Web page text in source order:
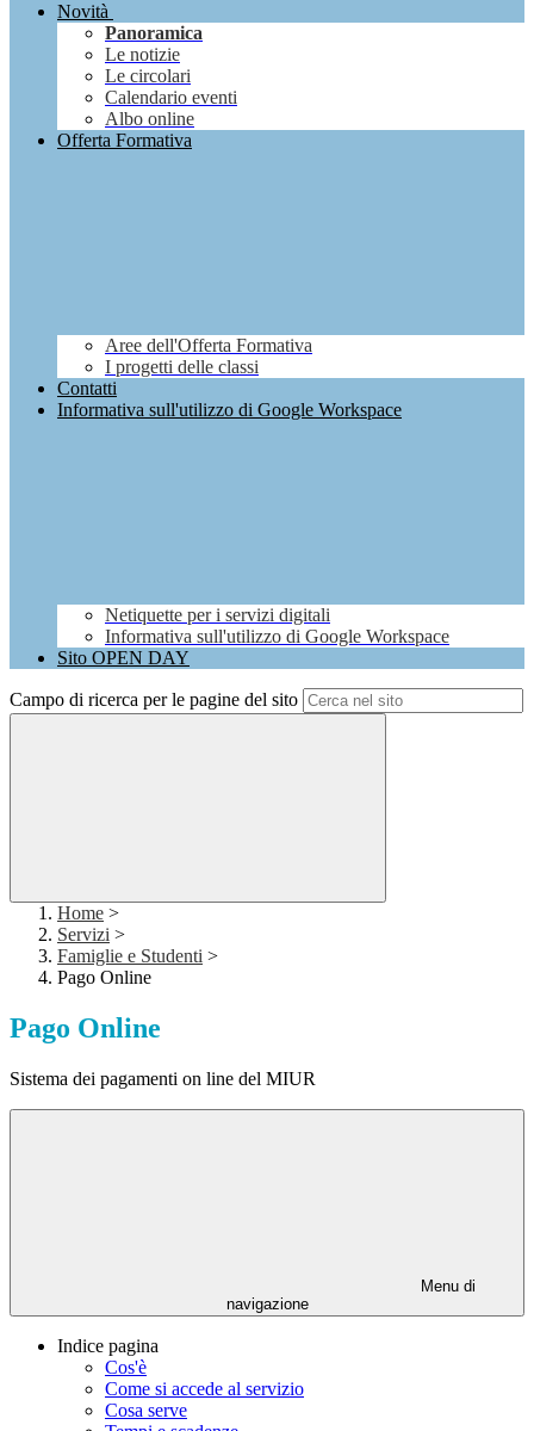
Novità
Panoramica
Le notizie
Le circolari
Calendario eventi
Albo online
Offerta Formativa
Aree dell'Offerta Formativa
I progetti delle classi
Contatti
Informativa sull'utilizzo di Google Workspace
Netiquette per i servizi digitali
Informativa sull'utilizzo di Google Workspace
Sito OPEN DAY
Campo di ricerca per le pagine del sito
Home >
Servizi >
Famiglie e Studenti >
Pago Online
Pago Online
Sistema dei pagamenti on line del MIUR
Menu di
navigazione
Indice pagina
Cos'è
Come si accede al servizio
Cosa serve